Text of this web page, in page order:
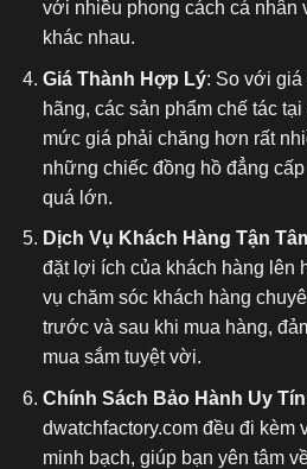
với nhiều phong cách cá nhân
khác nhau.
Giá Thành Hợp Lý: So với giá
hãng, các sản phẩm chế tác
mức giá phải chăng hơn rất
những chiếc đồng hồ đẳng
quá lớn.
Dịch Vụ Khách Hàng Tận
đặt lợi ích của khách hàng lên
vụ chăm sóc khách hàng
trước và sau khi mua hàng,
mua sắm tuyệt vời.
Chính Sách Bảo Hành Uy Tín
dwatchfactory.com đều đi kèm
minh bạch, giúp bạn yên tâm